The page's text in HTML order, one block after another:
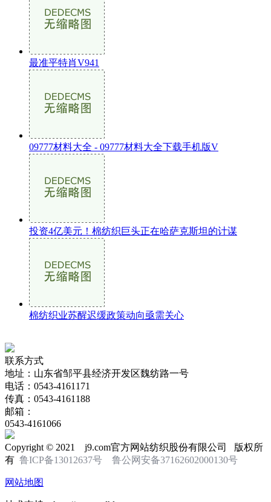
最准平特肖V941
09777材料大全 - 09777材料大全下载手机版V
投资4亿美元！棉纺织巨头正在哈萨克斯坦的计谋
棉纺织业苏醒迟缓政策动向亟需关心
联系方式
地址：山东省邹平县经济开发区魏纺路一号
电话：0543-4161171
传真：0543-4161188
邮箱：
0543-4161066
Copyright © 2021 j9.com官方网站纺织股份有限公司 版权所
有 鲁ICP备13012637号 鲁公网安备37162602000130号
网站地图